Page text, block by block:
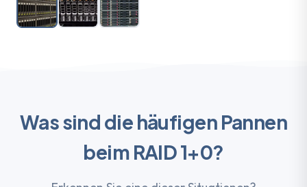
Was sind die häufigen Pannen
beim RAID 1+0?